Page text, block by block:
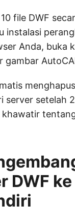
file DWF
instalasi
Anda, buka
gambar
server setelah
DWF ke